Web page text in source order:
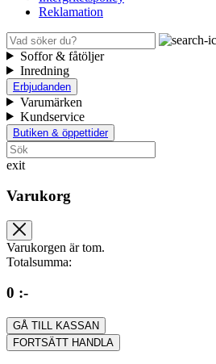
Reklamation
Soffor & fåtöljer
Inredning
Erbjudanden
Varumärken
Kundservice
Butiken & öppettider
exit
Varukorg
Varukorgen är tom.
Totalsumma:
0 :-
GÅ TILL KASSAN
FORTSÄTT HANDLA